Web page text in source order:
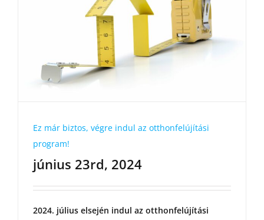
Ez már biztos, végre indul az otthonfelújítási
program!
június 23rd, 2024
2024. július elsején indul az otthonfelújítási